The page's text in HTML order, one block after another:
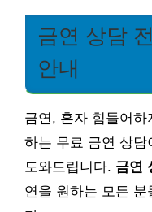
금연 상담
안내
금연, 혼자 힘들어
하는 무료 금연 상
도와드립니다. 금연
연을 원하는 모든 분